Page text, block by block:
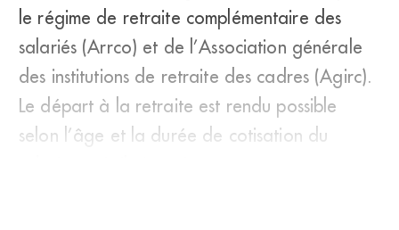
le régime de retraite complémentaire des
salariés (Arrco) et de l’Association générale
des institutions de retraite des cadres (Agirc).
Le départ à la retraite est rendu possible
selon l’âge et la durée de cotisation du